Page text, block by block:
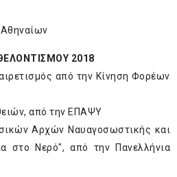
2018
από την Κίνηση Φορέων
από την ΕΠΑΨΥ
Αρχών Ναυαγοσωστικής και
στο Νερό", από την Πανελλήνια